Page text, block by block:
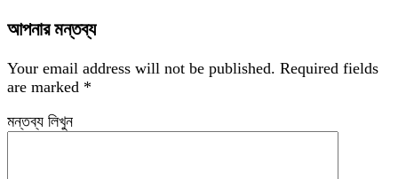
আপনার মন্তব্য
Your email address will not be published. Required fields
are marked *
মন্তব্য লিখুন